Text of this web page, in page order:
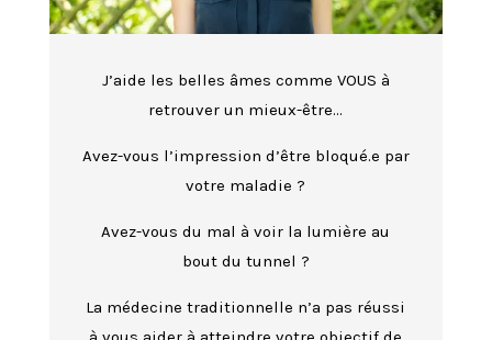
J’aide les belles âmes comme VOUS à
retrouver un mieux-être…
Avez-vous l’impression d’être bloqué.e par
votre maladie ?
Avez-vous du mal à voir la lumière au
bout du tunnel ?
La médecine traditionnelle n’a pas réussi